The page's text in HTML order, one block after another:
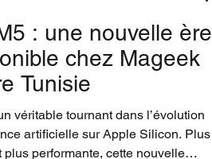
: une nouvelle ère
chez Mageek
Tunisie
véritable tournant dans l’évolution
artificielle sur Apple Silicon. Plus
performante, cette nouvelle